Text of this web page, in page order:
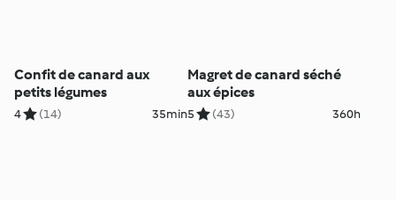
Confit de canard aux
petits légumes
4 (14) 35min
Magret de canard séché
aux épices
5 (43) 360h